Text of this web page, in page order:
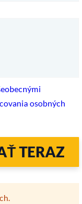
osobných
TERAZ